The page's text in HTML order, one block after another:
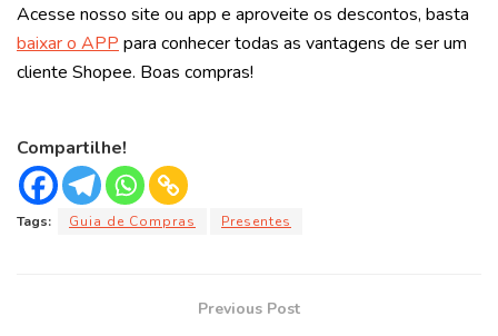
Acesse nosso site ou app e aproveite os descontos, basta
baixar o APP para conhecer todas as vantagens de ser um
cliente Shopee. Boas compras!
Compartilhe!
Tags: Guia de Compras Presentes
Previous Post